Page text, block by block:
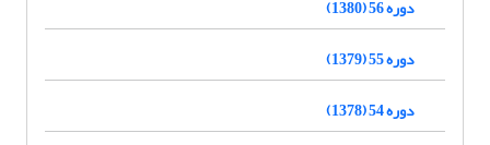
دوره 56 (1380)
دوره 55 (1379)
دوره 54 (1378)